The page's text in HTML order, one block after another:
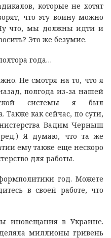
которые не хотят
что эту войну можно
что, мы должны идти и
Это же безумие.
года…
Не смотря на то, что я
полгода из-за нашей
системы я был
как сейчас, по сути,
Вадим Черныш
Я думаю, что та же
ему также еще нескоро
для работы.
год. Можете
в своей работе, что
иновещания в Украине.
миллионы гривень